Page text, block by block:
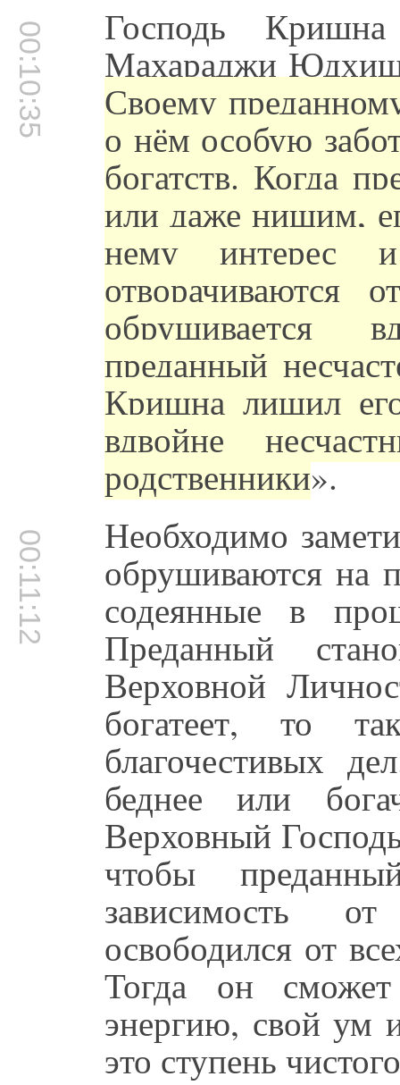
00:10:35 Господь
Махараджи
Своему
о нём особую
богатств. Когда
или даже нищим,
нему интерес
отворачиваются
обрушивается
преданный
Кришна лишил
вдвойне
родственники».
00:11:12 Необходимо
обрушиваются на
содеянные в
Преданный
Верховной
богатеет, то
благочестивых
беднее или
Верховный
чтобы
зависимость
освободился от
Тогда он
энергию, свой ум
это ступень